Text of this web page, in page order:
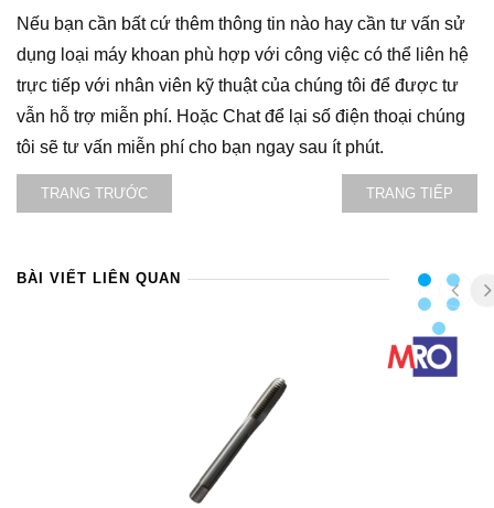
Nếu bạn cần bất cứ thêm thông tin nào hay cần tư vấn sử
dụng loại máy khoan phù hợp với công việc có thể liên hệ
trực tiếp với nhân viên kỹ thuật của chúng tôi để được tư
vẫn hỗ trợ miễn phí. Hoặc Chat để lại số điện thoại chúng
tôi sẽ tư vấn miễn phí cho bạn ngay sau ít phút.
TRANG TRƯỚC TRANG TIẾP
BÀI VIẾT LIÊN QUAN